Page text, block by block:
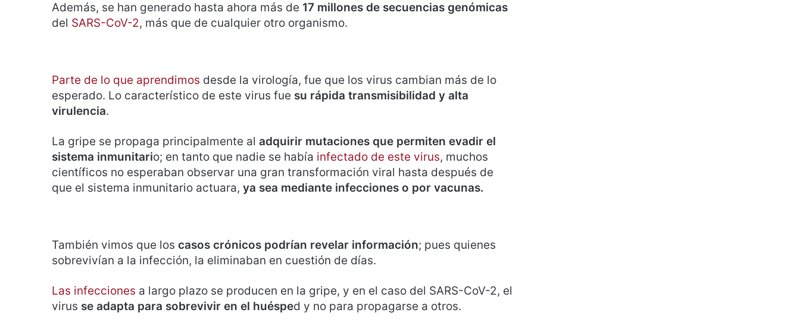
Además, se han generado hasta ahora más de 17 millones de secuencias genómicas
del SARS-CoV-2, más que de cualquier otro organismo.
Parte de lo que aprendimos desde la virología, fue que los virus cambian más de lo
esperado. Lo característico de este virus fue su rápida transmisibilidad y alta
virulencia.
La gripe se propaga principalmente al adquirir mutaciones que permiten evadir el
sistema inmunitario; en tanto que nadie se había infectado de este virus, muchos
científicos no esperaban observar una gran transformación viral hasta después de
que el sistema inmunitario actuara, ya sea mediante infecciones o por vacunas.
También vimos que los casos crónicos podrían revelar información; pues quienes
sobrevivían a la infección, la eliminaban en cuestión de días.
Las infecciones a largo plazo se producen en la gripe, y en el caso del SARS-CoV-2, el
virus se adapta para sobrevivir en el huésped y no para propagarse a otros.